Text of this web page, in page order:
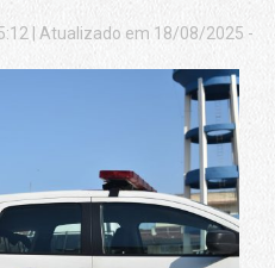
Atualizado em 18/08/2025 -